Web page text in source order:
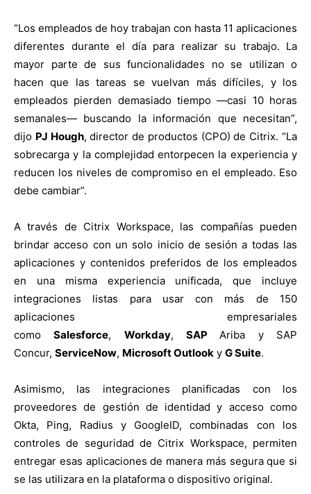
“Los empleados de hoy trabajan con hasta 11 aplicaciones
diferentes durante el día para realizar su trabajo. La
mayor parte de sus funcionalidades no se utilizan o
hacen que las tareas se vuelvan más difíciles, y los
empleados pierden demasiado tiempo —casi 10 horas
semanales— buscando la información que necesitan”,
dijo PJ Hough, director de productos (CPO) de Citrix. “La
sobrecarga y la complejidad entorpecen la experiencia y
reducen los niveles de compromiso en el empleado. Eso
debe cambiar”.
A través de Citrix Workspace, las compañías pueden
brindar acceso con un solo inicio de sesión a todas las
aplicaciones y contenidos preferidos de los empleados
en una misma experiencia unificada, que incluye
integraciones listas para usar con más de 150
aplicaciones empresariales
comoSalesforce, Workday,SAPAriba y SAP
Concur, ServiceNow, Microsoft Outlook y G Suite.
Asimismo, las integraciones planificadas con los
proveedores de gestión de identidad y acceso como
Okta, Ping, Radius y GoogleID, combinadas con los
controles de seguridad de Citrix Workspace, permiten
entregar esas aplicaciones de manera más segura que si
se las utilizara en la plataforma o dispositivo original.